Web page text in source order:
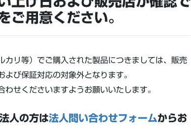
ご用意ください。
カリ等）でご購入された製品につきましては、販売
び保証対応の対象外となります。
せくださいますようお願いいたします。
人の方は法人問い合わせフォームからお